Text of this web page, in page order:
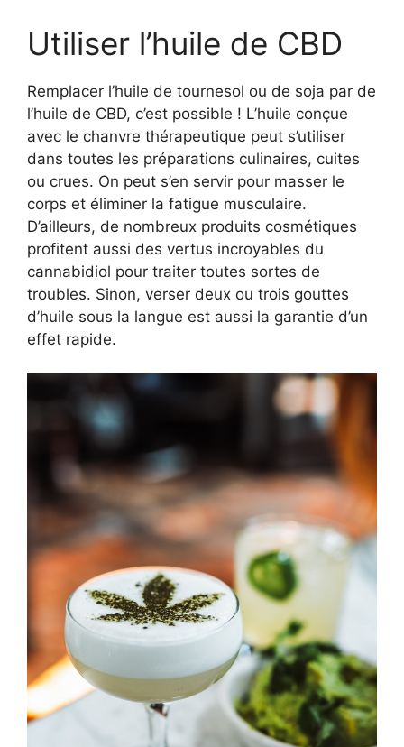
Utiliser l’huile de CBD
Remplacer l’huile de tournesol ou de soja par de
l’huile de CBD, c’est possible ! L’huile conçue
avec le chanvre thérapeutique peut s’utiliser
dans toutes les préparations culinaires, cuites
ou crues. On peut s’en servir pour masser le
corps et éliminer la fatigue musculaire.
D’ailleurs, de nombreux produits cosmétiques
profitent aussi des vertus incroyables du
cannabidiol pour traiter toutes sortes de
troubles. Sinon, verser deux ou trois gouttes
d’huile sous la langue est aussi la garantie d’un
effet rapide.